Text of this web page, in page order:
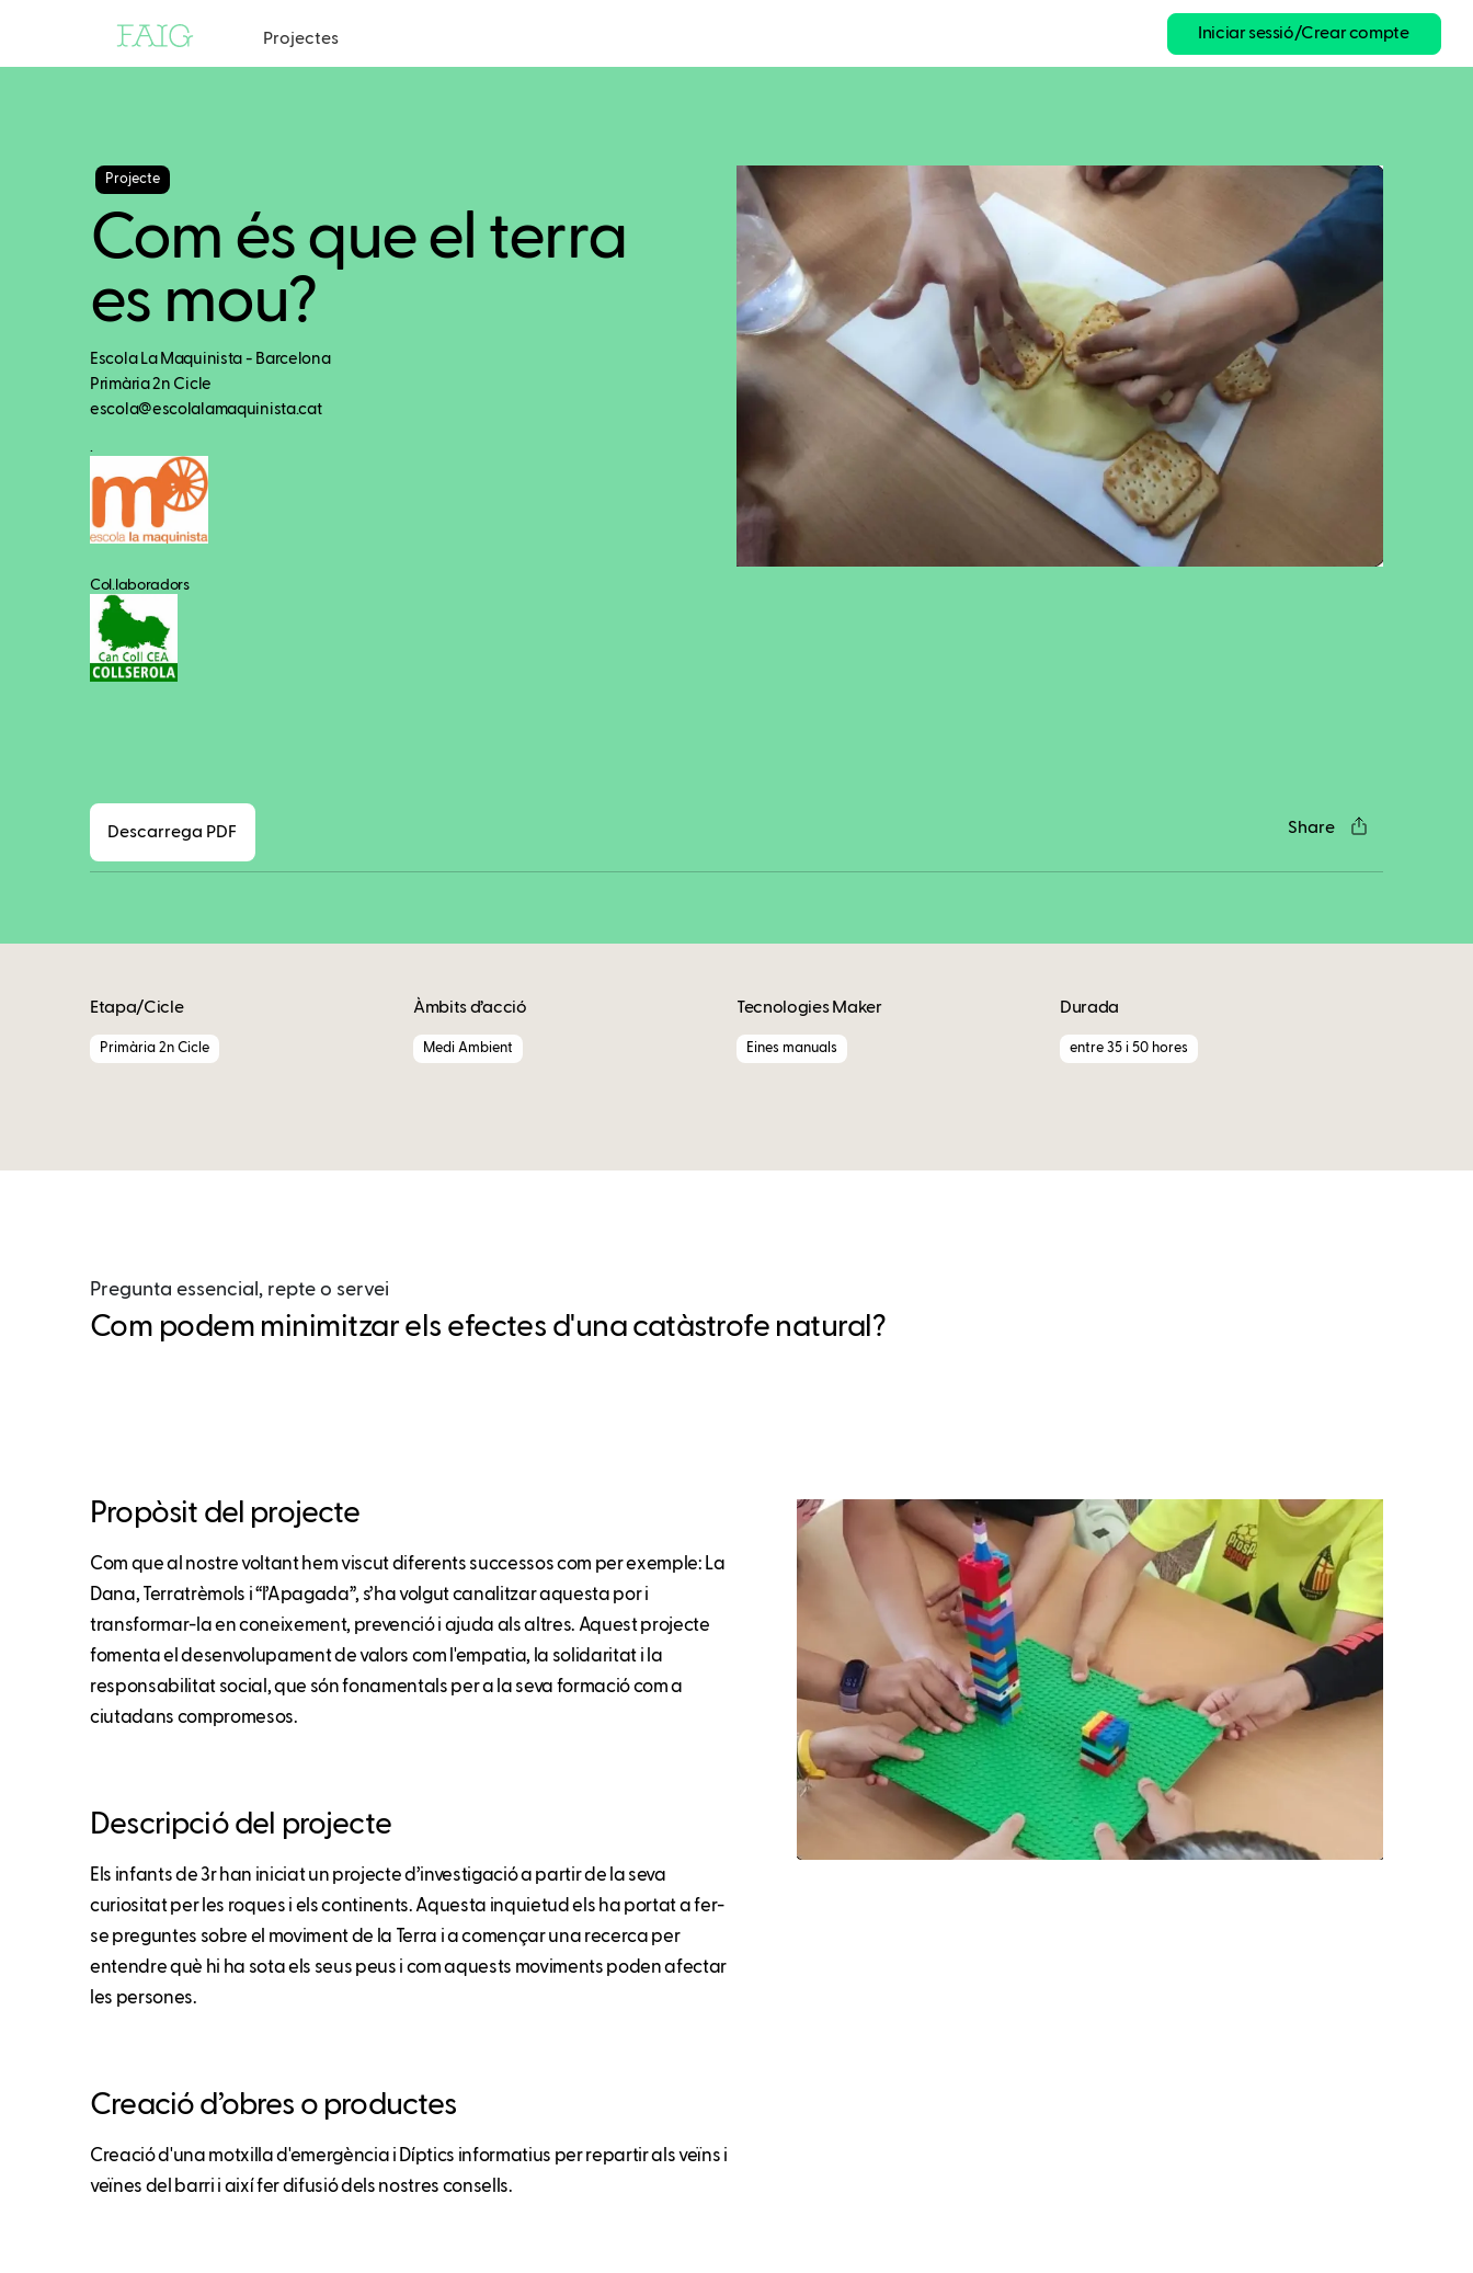
Projectes Iniciar sessió/Crear compte
Projecte
Com és que el terra
es mou?
Escola La Maquinista - Barcelona
Primària 2n Cicle
escola@escolalamaquinista.cat
Col.laboradors
Descarrega PDF Share
Etapa/Cicle
Primària 2n Cicle
Àmbits d’acció
Medi Ambient
Tecnologies Maker
Eines manuals
Durada
entre 35 i 50 hores
Pregunta essencial, repte o servei
Com podem minimitzar els efectes d'una catàstrofe natural?
Propòsit del projecte
Com que al nostre voltant hem viscut diferents successos com per exemple: La
Dana, Terratrèmols i “l’Apagada”, s’ha volgut canalitzar aquesta por i
transformar-la en coneixement, prevenció i ajuda als altres. Aquest projecte
fomenta el desenvolupament de valors com l'empatia, la solidaritat i la
responsabilitat social, que són fonamentals per a la seva formació com a
ciutadans compromesos.
Descripció del projecte
Els infants de 3r han iniciat un projecte d’investigació a partir de la seva
curiositat per les roques i els continents. Aquesta inquietud els ha portat a fer-
se preguntes sobre el moviment de la Terra i a començar una recerca per
entendre què hi ha sota els seus peus i com aquests moviments poden afectar
les persones.
Creació d’obres o productes
Creació d'una motxilla d'emergència i Díptics informatius per repartir als veïns i
veïnes del barri i així fer difusió dels nostres consells.